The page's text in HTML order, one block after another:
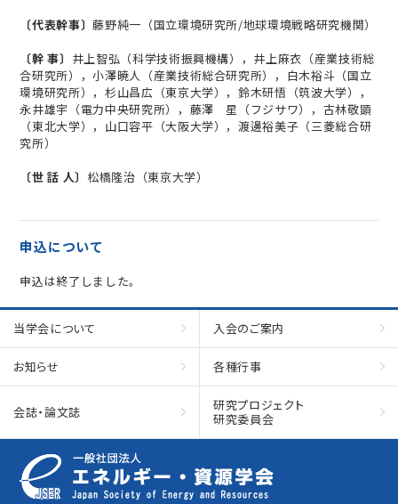
〔代表幹事〕藤野純一（国立環境研究所/地球環境戦略研究機関）
〔幹 事〕 井上智弘（科学技術振興機構），井上麻衣（産業技術総
合研究所），小澤暁人（産業技術総合研究所），白木裕斗（国立
環境研究所），杉山昌広（東京大学），鈴木研悟（筑波大学），
永井雄宇（電力中央研究所），藤澤 星（フジサワ），古林敬顕
（東北大学），山口容平（大阪大学），渡邊裕美子（三菱総合研
究所）
〔世 話 人〕 松橋隆治（東京大学）
予約
申込は終了しました。
当学会について 入会のご案内
お知らせ 各種行事
会誌・論文誌
研究プロジェクト
研究委員会